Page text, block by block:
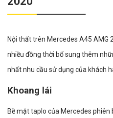
Nội thất trên Mercedes A45 AMG
nhiều đồng thời bổ sung thêm
nhất nhu cầu sử dụng của khách
Khoang lái
Bề mặt taplo của Mercedes phiên